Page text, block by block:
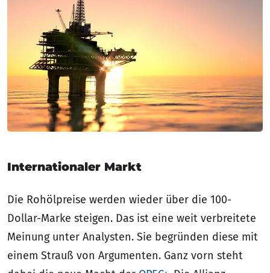
Internationaler Markt
Die Rohölpreise werden wieder über die 100-
Dollar-Marke steigen. Das ist eine weit verbreitete
Meinung unter Analysten. Sie begründen diese mit
einem Strauß von Argumenten. Ganz vorn steht